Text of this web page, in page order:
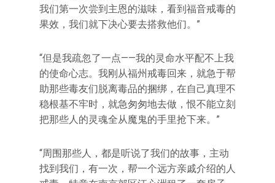
我们第一次尝到主恩的滋味，看到福音戒毒的
果效，我们就下决心要去搭救他们。”
“但是我疏忽了一点——我的灵命水平配不上我
的使命心志。我刚从福州戒毒回来，就急于帮
助那些毒友们脱离毒品的捆绑，在自己真理不
稳根基不牢时，就急匆匆地去做，恨不能立刻
把那些人的灵魂全从魔鬼的手里抢下来。”
“周围那些人，都是听说了我们的故事，主动
找到我们，有一次，帮一个远方亲戚介绍的人